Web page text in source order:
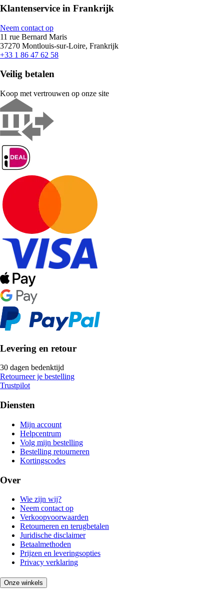
Klantenservice in Frankrijk
Neem contact op
11 rue Bernard Maris
37270 Montlouis-sur-Loire, Frankrijk
+33 1 86 47 62 58
Veilig betalen
Koop met vertrouwen op onze site
Levering en retour
30 dagen bedenktijd
Retourneer je bestelling
Trustpilot
Diensten
Mijn account
Helpcentrum
Volg mijn bestelling
Bestelling retourneren
Kortingscodes
Over
Wie zijn wij?
Neem contact op
Verkoopvoorwaarden
Retourneren en terugbetalen
Juridische disclaimer
Betaalmethoden
Prijzen en leveringsopties
Privacy verklaring
Onze winkels